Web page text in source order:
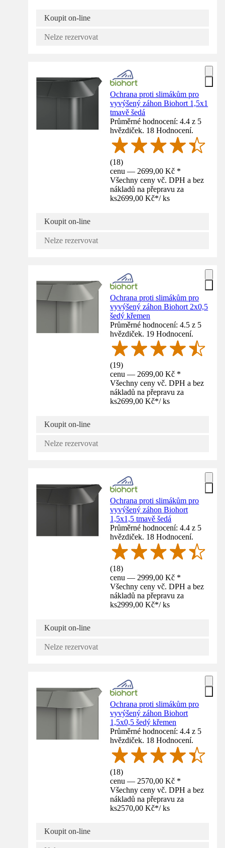
Koupit on-line
Nelze rezervovat
Ochrana proti slimákům pro
vyvýšený záhon Biohort 1,5x1
tmavě šedá
Průměrné hodnocení: 4.4 z 5
hvězdiček. 18 Hodnocení.
(18)
cenu — 2699,00 Kč *
Všechny ceny vč. DPH a bez
nákladů na přepravu za
ks2699,00 Kč*/ ks
Koupit on-line
Nelze rezervovat
Ochrana proti slimákům pro
vyvýšený záhon Biohort 2x0,5
šedý křemen
Průměrné hodnocení: 4.5 z 5
hvězdiček. 19 Hodnocení.
(19)
cenu — 2699,00 Kč *
Všechny ceny vč. DPH a bez
nákladů na přepravu za
ks2699,00 Kč*/ ks
Koupit on-line
Nelze rezervovat
Ochrana proti slimákům pro
vyvýšený záhon Biohort
1,5x1,5 tmavě šedá
Průměrné hodnocení: 4.4 z 5
hvězdiček. 18 Hodnocení.
(18)
cenu — 2999,00 Kč *
Všechny ceny vč. DPH a bez
nákladů na přepravu za
ks2999,00 Kč*/ ks
Koupit on-line
Nelze rezervovat
Ochrana proti slimákům pro
vyvýšený záhon Biohort
1,5x0,5 šedý křemen
Průměrné hodnocení: 4.4 z 5
hvězdiček. 18 Hodnocení.
(18)
cenu — 2570,00 Kč *
Všechny ceny vč. DPH a bez
nákladů na přepravu za
ks2570,00 Kč*/ ks
Koupit on-line